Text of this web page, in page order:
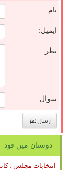
نام:
ایمیل:
نظر:
سوال:
دوستان مین فود
انتخابات مجلس ،